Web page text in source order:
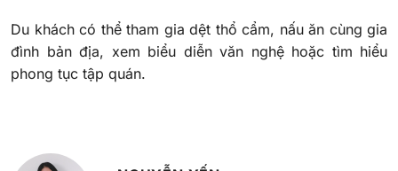
Du khách có thể tham gia dệt thổ cẩm, nấu ăn cùng gia
đình bản địa, xem biểu diễn văn nghệ hoặc tìm hiểu
phong tục tập quán.